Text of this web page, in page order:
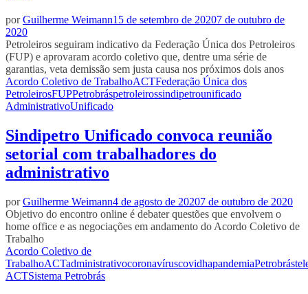
porGuilherme Weimann15 de setembro de 20207 de outubro de
2020
Petroleiros seguiram indicativo da Federação Única dos Petroleiros
(FUP) e aprovaram acordo coletivo que, dentre uma série de
garantias, veta demissão sem justa causa nos próximos dois anos
Acordo Coletivo de TrabalhoACTFederação Única dos
PetroleirosFUPPetrobráspetroleirossindipetrounificado
AdministrativoUnificado
Sindipetro Unificado convoca reunião
setorial com trabalhadores do
administrativo
porGuilherme Weimann4 de agosto de 20207 de outubro de 2020
Objetivo do encontro online é debater questões que envolvem o
home office e as negociações em andamento do Acordo Coletivo de
Trabalho
Acordo Coletivo de
TrabalhoACTadministrativocoronavíruscovidhapandemiaPetrobrás
ACTSistema Petrobrás